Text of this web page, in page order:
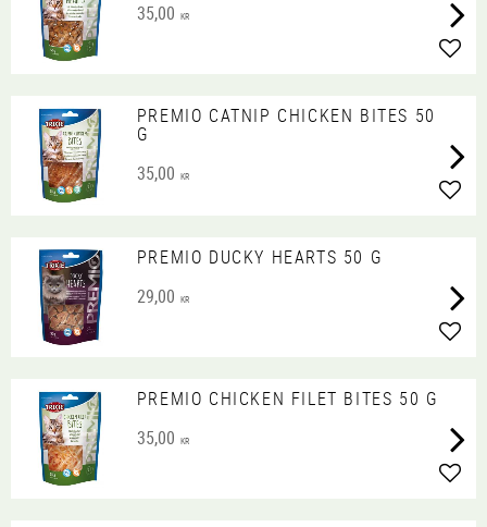
35,00 KR
PREMIO CATNIP CHICKEN BITES 50
G
35,00 KR
PREMIO DUCKY HEARTS 50 G
29,00 KR
PREMIO CHICKEN FILET BITES 50 G
35,00 KR